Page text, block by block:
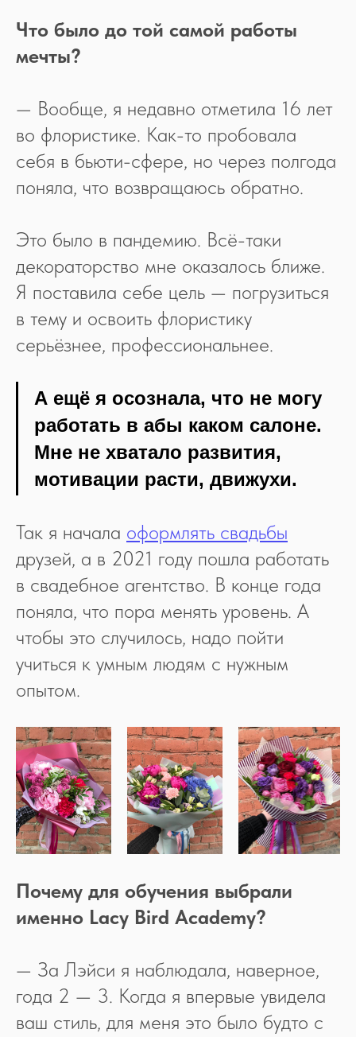
Что было до той самой работы
мечты?
— Вообще, я недавно отметила 16 лет
во флористике. Как-то пробовала
себя в бьюти-сфере, но через полгода
поняла, что возвращаюсь обратно.
Это было в пандемию. Всё-таки
декораторство мне оказалось ближе.
Я поставила себе цель — погрузиться
в тему и освоить флористику
серьёзнее, профессиональнее.
А ещё я осознала, что не могу
работать в абы каком салоне.
Мне не хватало развития,
мотивации расти, движухи.
Так я начала оформлять свадьбы
друзей, а в 2021 году пошла работать
в свадебное агентство. В конце года
поняла, что пора менять уровень. А
чтобы это случилось, надо пойти
учиться к умным людям с нужным
опытом.
Почему для обучения выбрали
именно Lacy Bird Academy?
— За Лэйси я наблюдала, наверное,
года 2 — 3. Когда я впервые увидела
ваш стиль, для меня это было будто с